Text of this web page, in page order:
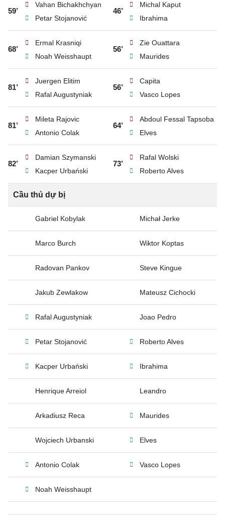
59’
Vahan Bichakhchyan
Petar Stojanović
46’
Michal Kaput
Ibrahima
68’
Ermal Krasniqi
Noah Weisshaupt
56’
Zie Ouattara
Maurides
81’
Juergen Elitim
Rafal Augustyniak
56’
Capita
Vasco Lopes
81’
Mileta Rajovic
Antonio Colak
64’
Abdoul Fessal Tapsoba
Elves
82’
Damian Szymanski
Kacper Urbański
73’
Rafal Wolski
Roberto Alves
Cầu thủ dự bị
Gabriel Kobylak Michał Jerke
Marco Burch Wiktor Koptas
Radovan Pankov Steve Kingue
Jakub Zewlakow Mateusz Cichocki
Rafal Augustyniak Joao Pedro
Petar Stojanović Roberto Alves
Kacper Urbański Ibrahima
Henrique Arreiol Leandro
Arkadiusz Reca Maurides
Wojciech Urbanski Elves
Antonio Colak Vasco Lopes
Noah Weisshaupt